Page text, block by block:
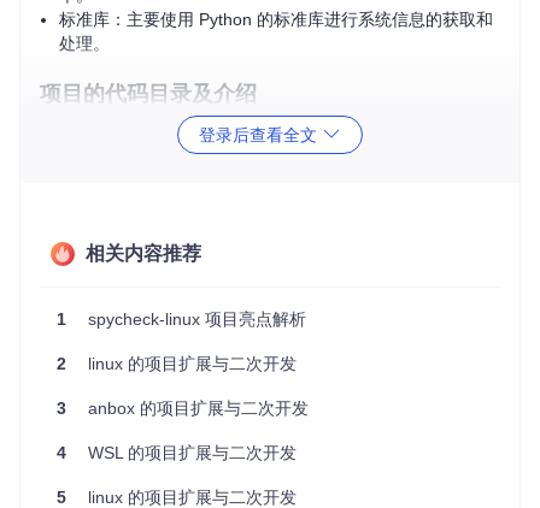
标准库：主要使用 Python 的标准库进行系统信息的获取和
处理。
项目的代码目录及介绍
项目的代码目录结构相对简单，主要包括以下几个部分：
LICENSE：项目许可证文件，本项目采用开源许可证。
对项目进行扩展或者二次开发的方向
增强检测能力：可以扩展 spycheck 的检测功能，包括检
发一个图形界面，使得操作更加直观。
跨平台支持：虽然该项目是为 Linux 开发的，但可以扩展
登录后查看全文
相关内容推荐
1 spycheck-linux 项目亮点解析
2 linux 的项目扩展与二次开发
3 anbox 的项目扩展与二次开发
4 WSL 的项目扩展与二次开发
5 linux 的项目扩展与二次开发